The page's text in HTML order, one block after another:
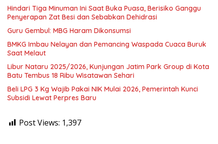
Hindari Tiga Minuman Ini Saat Buka Puasa, Berisiko Ganggu
Penyerapan Zat Besi dan Sebabkan Dehidrasi
Guru Gembul: MBG Haram Dikonsumsi
BMKG Imbau Nelayan dan Pemancing Waspada Cuaca Buruk
Saat Melaut
Libur Nataru 2025/2026, Kunjungan Jatim Park Group di Kota
Batu Tembus 18 Ribu Wisatawan Sehari
Beli LPG 3 Kg Wajib Pakai NIK Mulai 2026, Pemerintah Kunci
Subsidi Lewat Perpres Baru
Post Views: 1,397